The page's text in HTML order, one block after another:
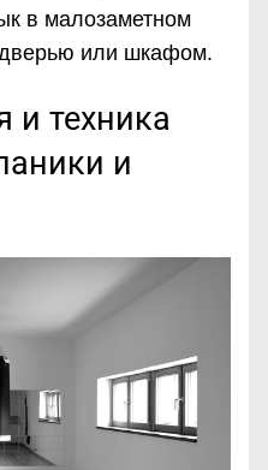
в малозаметном
или шкафом.
и техника
и